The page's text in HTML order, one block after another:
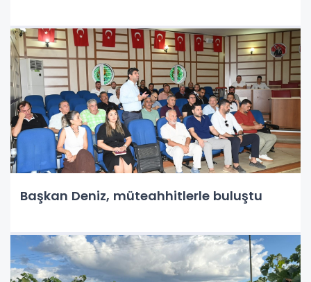
Başkan Deniz, müteahhitlerle buluştu